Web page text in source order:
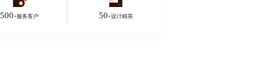
500+服务客户 50+设计精英